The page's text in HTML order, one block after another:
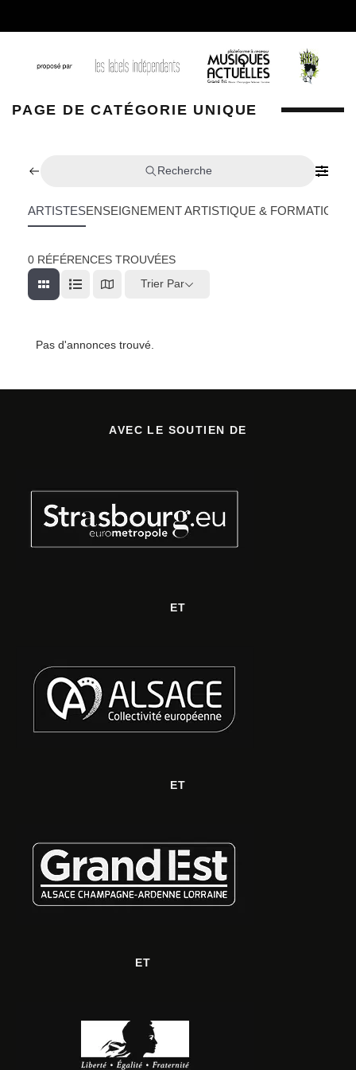
PAGE DE CATÉGORIE UNIQUE
Recherche
ARTISTESENSEIGNEMENT ARTISTIQUE & FORMATION
0 RÉFÉRENCES TROUVÉES
Trier Par
Pas d'annonces trouvé.
AVEC LE SOUTIEN DE
ET
ET
ET